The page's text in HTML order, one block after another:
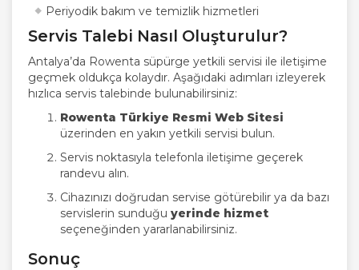
Periyodik bakım ve temizlik hizmetleri
Servis Talebi Nasıl Oluşturulur?
Antalya’da Rowenta süpürge yetkili servisi ile iletişime
geçmek oldukça kolaydır. Aşağıdaki adımları izleyerek
hızlıca servis talebinde bulunabilirsiniz:
Rowenta Türkiye Resmi Web Sitesi
üzerinden en yakın yetkili servisi bulun.
Servis noktasıyla telefonla iletişime geçerek
randevu alın.
Cihazınızı doğrudan servise götürebilir ya da bazı
servislerin sunduğu yerinde hizmet
seçeneğinden yararlanabilirsiniz.
Sonuç